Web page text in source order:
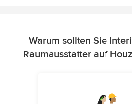
Warum sollten Sie
Raumausstatter auf